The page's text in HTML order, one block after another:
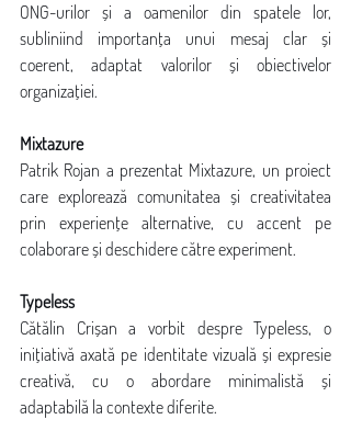
ONG-urilor și a oamenilor din spatele lor,
subliniind importanța unui mesaj clar și
coerent, adaptat valorilor și obiectivelor
organizației.
Mixtazure
Patrik Rojan a prezentat Mixtazure, un proiect
care explorează comunitatea și creativitatea
prin experiențe alternative, cu accent pe
colaborare și deschidere către experiment.
Typeless
Cătălin Crișan a vorbit despre Typeless, o
inițiativă axată pe identitate vizuală și expresie
creativă, cu o abordare minimalistă și
adaptabilă la contexte diferite.